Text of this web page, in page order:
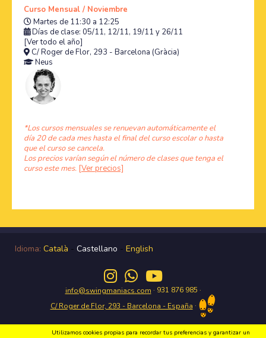
Curso Mensual / Noviembre
Martes de 11:30 a 12:25
Días de clase: 05/11, 12/11, 19/11 y 26/11
[Ver todo el año]
C/ Roger de Flor, 293 - Barcelona (Gràcia)
Neus
*Los cursos mensuales se renuevan automáticamente el
día 20 de cada mes hasta el final del curso escolar o hasta
que el curso se cancela.
Los precios varían según el número de clases que tenga el
curso este mes. [Ver precios]
Idioma: Català - Castellano - English
info@swingmaniacs.com · 931 876 985 ·
C/ Roger de Flor, 293 - Barcelona - España ·
Utilizamos cookies propias para recordar tus preferencias y garantizar un